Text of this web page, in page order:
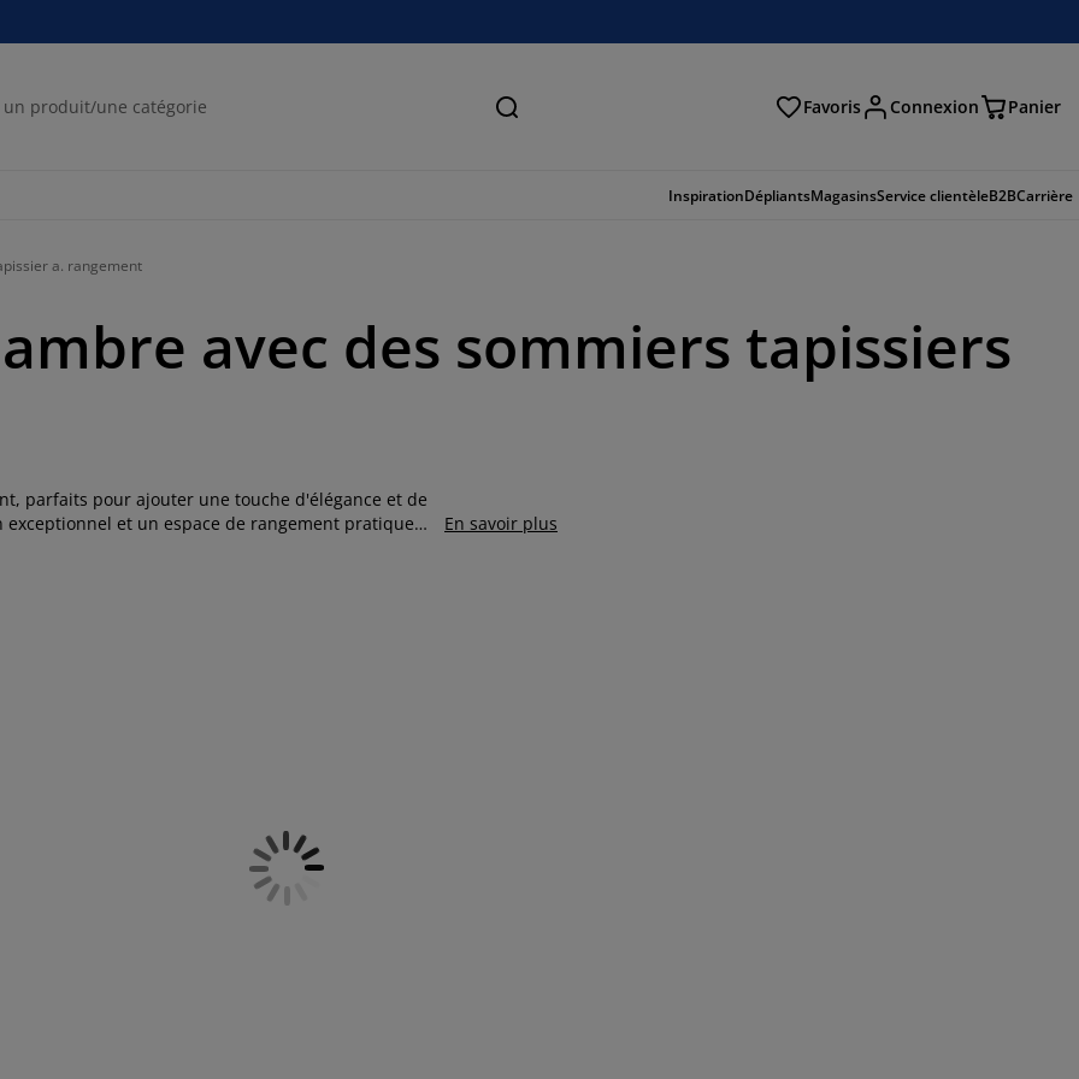
Recherche Favoris Connexion Panier
InspirationDépliantsMagasinsService clientèleB2BCarrière
a. rangement
avec des sommiers tapissiers
parfaits pour ajouter une touche d'élégance et de
et un espace de rangement pratique
En savoir plus